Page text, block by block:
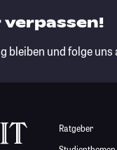
verpassen!
bleiben und folge
Ratgeber